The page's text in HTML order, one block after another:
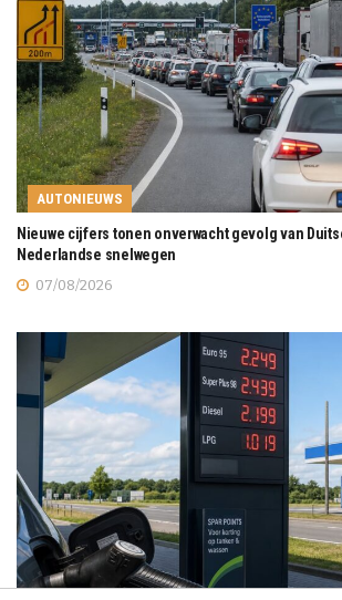
AUTONIEUWS
Nieuwe cijfers tonen onverwacht gevolg van
Nederlandse snelwegen
07/08/2026